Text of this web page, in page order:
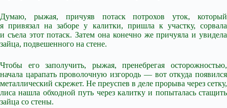
Думаю, рыжая, причуяв потаск потрохов уток, который
я привязал на заборе у калитки, пришла к участку, сорвала
и съела этот потаск. Затем она конечно же причуяла и увидела
зайца, подвешенного на стене.
Чтобы его заполучить, рыжая, пренебрегая осторожностью,
начала царапать проволочную изгородь — вот откуда появился
металлический скрежет. Не преуспев в деле прорыва через сетку,
лиса нашла обходной путь через калитку и попыталась стащить
зайца со стены.